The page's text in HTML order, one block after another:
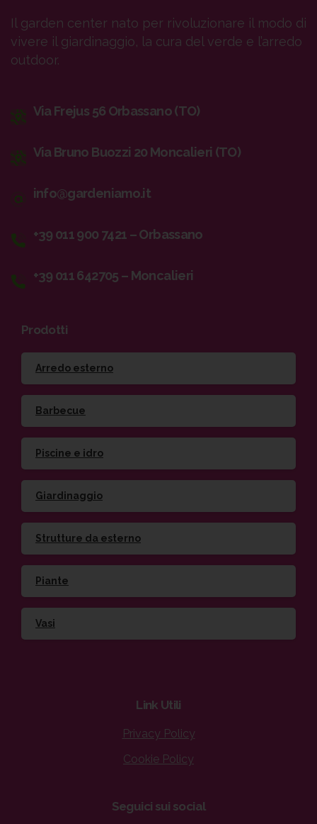
Il garden center nato per rivoluzionare il modo di
vivere il giardinaggio, la cura del verde e l’arredo
outdoor.
Via Frejus 56 Orbassano (TO)
Via Bruno Buozzi 20 Moncalieri (TO)
info@gardeniamo.it
+39 011 900 7421 – Orbassano
+39 011 642705 – Moncalieri
Prodotti
Arredo esterno
Barbecue
Piscine e idro
Giardinaggio
Strutture da esterno
Piante
Vasi
Link Utili
Privacy Policy
Cookie Policy
Seguici sui social